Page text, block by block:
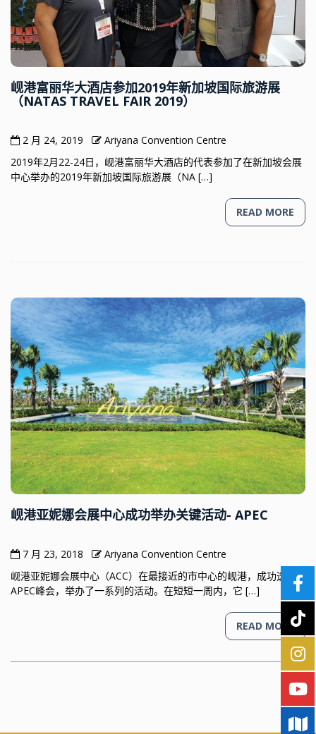
岘港富丽华大酒店参加2019年新加坡国际旅游展
（NATAS TRAVEL FAIR 2019）
2 月 24, 2019
Ariyana Convention Centre
2019年2月22-24日，岘港富丽华大酒店的代表参加了在新加坡会展
中心举办的2019年新加坡国际旅游展（NA […]
READ MORE
岘港亚妮娜会展中心成功举办关键活动- APEC
7 月 23, 2018
Ariyana Convention Centre
岘港亚妮娜会展中心（ACC）在最接近的市中心的岘港，成功透过
APEC峰会，举办了一系列的活动。在短短一周内，它 […]
READ MORE